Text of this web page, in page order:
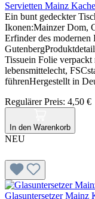
Servietten Mainz
Ein bunt gedeckter
Ikonen:Mainzer Dom,
Erfinder des modernen
Tissuein Folie
lebensmittelecht,
führenHergestellt in
Regulärer Preis: 4,50 €
In den Warenkorb
NEU
Glasuntersetzer Mainz